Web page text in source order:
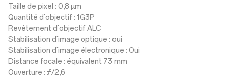
Taille de pixel : 0,8 µm
Quantité d'objectif : 1G3P
Revêtement d'objectif ALC
Stabilisation d'image optique : oui
Stabilisation d'image électronique : Oui
Distance focale : équivalent 73 mm
Ouverture : ƒ/2,6